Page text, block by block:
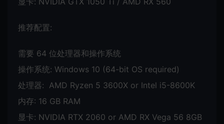
推荐配置:
需要 64 位处理器和操作系统
操作系统: Windows 10 (64-bit OS required)
处理器: AMD Ryzen 5 3600X or Intel i5-8600K
内存: 16 GB RAM
显卡: NVIDIA RTX 2060 or AMD RX Vega 56 8GB